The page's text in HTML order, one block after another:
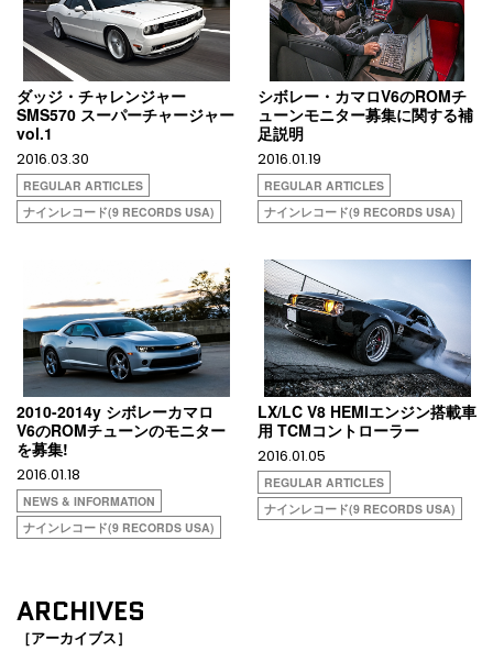
ダッジ・チャレンジャー
SMS570 スーパーチャージャー
vol.1
2016.03.30
REGULAR ARTICLES
ナインレコード(9 RECORDS USA)
シボレー・カマロV6のROMチ
ューンモニター募集に関する補
足説明
2016.01.19
REGULAR ARTICLES
ナインレコード(9 RECORDS USA)
2010-2014y シボレーカマロ
V6のROMチューンのモニター
を募集!
2016.01.18
NEWS & INFORMATION
ナインレコード(9 RECORDS USA)
LX/LC V8 HEMIエンジン搭載車
用 TCMコントローラー
2016.01.05
REGULAR ARTICLES
ナインレコード(9 RECORDS USA)
ARCHIVES
［アーカイブス］